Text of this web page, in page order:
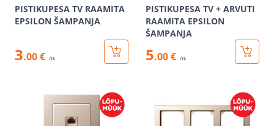
PISTIKUPESA TV RAAMITA
EPSILON ŠAMPANJA
3.00 € /tk
PISTIKUPESA TV + ARVUTI
RAAMITA EPSILON
ŠAMPANJA
5.00 € /tk